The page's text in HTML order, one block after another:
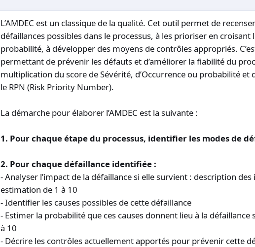
L’AMDEC est un classique de la qualité. Cet outil permet de
défaillances possibles dans le processus, à les prioriser en croisant
probabilité, à développer des moyens de contrôles appropriés.
permettant de prévenir les défauts et d’améliorer la fiabilité du
multiplication du score de Sévérité, d’Occurrence ou probabilité et
le RPN (Risk Priority Number).
La démarche pour élaborer l’AMDEC est la suivante :
1. Pour chaque étape du processus, identifier les modes de
2. Pour chaque défaillance identifiée :
- Analyser l’impact de la défaillance si elle survient : description
estimation de 1 à 10
- Identifier les causes possibles de cette défaillance
- Estimer la probabilité que ces causes donnent lieu à la défaillance
à 10
- Décrire les contrôles actuellement apportés pour prévenir cette